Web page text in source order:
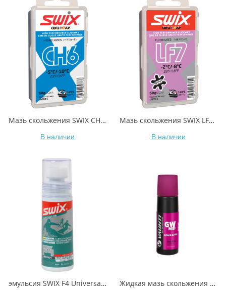
Мазь скольжения SWIX CH6X Blue -5C / -10C 60гр
В наличии
Мазь скольжения SWIX LF7X Violet -2C / -8C 60гр
В наличии
эмульсия SWIX F4 Universal Glide Wax, 80ml Жидкая мазь скольжения VAUHTI GW MID EV-341-LGWM +0/-5°C 80 мл